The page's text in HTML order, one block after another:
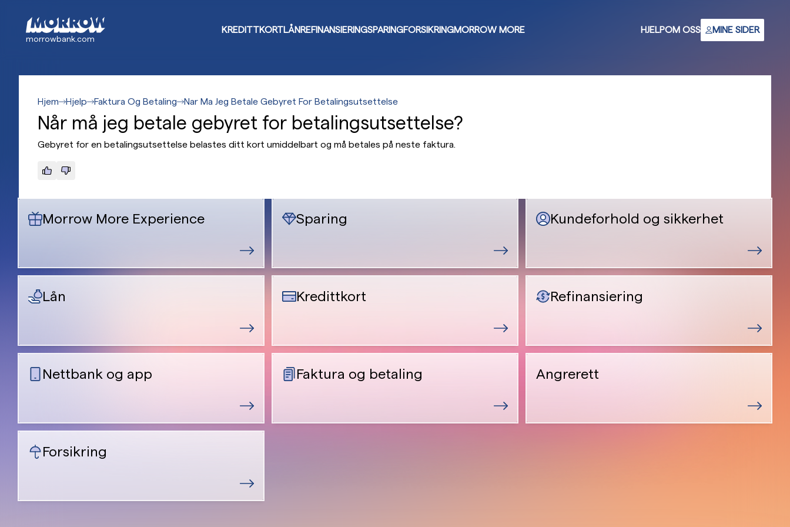
hovedinnhold
morrowbank.com
KREDITTKORTLÅNREFINANSIERINGSPARINGFORSIKRINGMORROW MORE HJELPOM OSS MINE SIDER
Hjem Hjelp Faktura Og Betaling Nar Ma Jeg Betale Gebyret For Betalingsutsettelse
Når må jeg betale gebyret for betalingsutsettelse?
Gebyret for en betalingsutsettelse belastes ditt kort umiddelbart og må betales på neste faktura.
Morrow More Experience Sparing Kundeforhold og sikkerhet
Lån Kredittkort Refinansiering
Nettbank og app Faktura og betaling Angrerett
Forsikring